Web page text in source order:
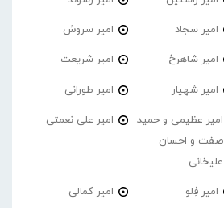
امیر سجاد امیر سروش
امیر شاهرخ امیر شریعت
امیر شهیار امیر طورانی
امیر عظیمی و حمید
صفت و احسان
علیخانی
امیر علی نعمتی
امیر فِلو امیر کمالی